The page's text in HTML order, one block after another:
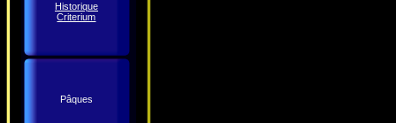
Historique
Criterium
Pâques